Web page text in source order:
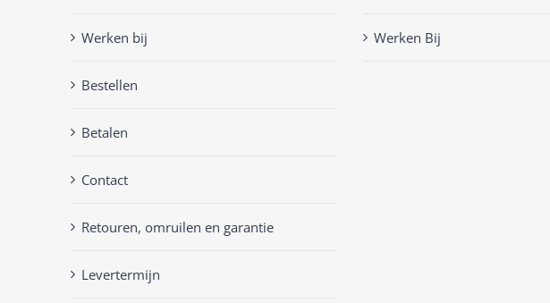
Werken bij
Bestellen
Betalen
Contact
Retouren, omruilen en garantie
Levertermijn
Werken Bij